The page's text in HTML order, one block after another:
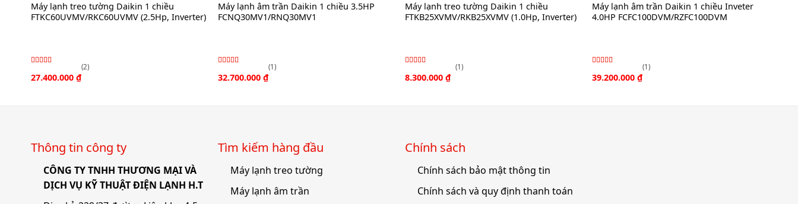
Máy lạnh treo tường Daikin 1 chiều
FTKC60UVMV/RKC60UVMV (2.5Hp, Inverter)
Được xếp
hạng
(2)
27.400.000 ₫
Máy lạnh âm trần Daikin 1 chiều 3.5HP
FCNQ30MV1/RNQ30MV1
Được xếp
hạng
(1)
32.700.000 ₫
Máy lạnh treo tường Daikin 1 chiều
FTKB25XVMV/RKB25XVMV (1.0Hp, Inverter)
Được xếp
hạng
(1)
8.300.000 ₫
Máy lạnh âm trần Daikin 1 chiều Inveter
4.0HP FCFC100DVM/RZFC100DVM
Được xếp
hạng
(1)
39.200.000 ₫
Thông tin công ty
CÔNG TY TNHH THƯƠNG MẠI VÀ
DỊCH VỤ KỸ THUẬT ĐIỆN LẠNH H.T
Tìm kiếm hàng đầu
Máy lạnh treo tường
Máy lạnh âm trần
Chính sách
Chính sách bảo mật thông tin
Chính sách và quy định thanh toán